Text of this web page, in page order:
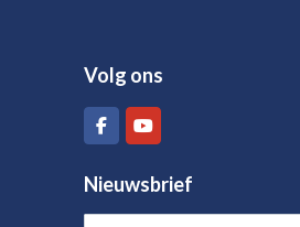
Volg ons
Nieuwsbrief